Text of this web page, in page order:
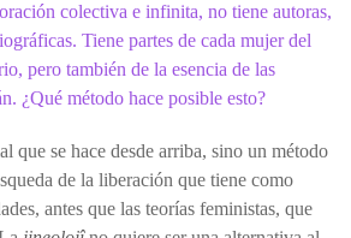
colectiva e infinita, no tiene autoras,
Tiene partes de cada mujer del
pero también de la esencia de las
¿Qué método hace posible esto?
que se hace desde arriba, sino un método
de la liberación que tiene como
antes que las teorías feministas, que